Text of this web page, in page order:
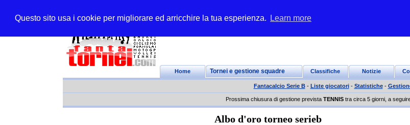
Questo sito usa i cookie per migliorare ed arricchire la tua esperienza. Learn more
Home Tornei e gestione squadre Classifiche Notizie
Fantacalcio Serie B- Liste giocatori- Statistiche-
Prossima chiusura di gestione prevista TENNIS tra circa 5 giorni, a
Albo d'oro torneo serieb